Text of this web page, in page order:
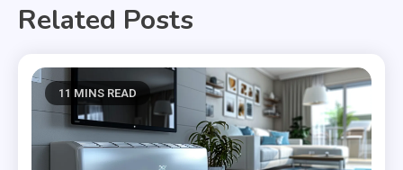
Related Posts
11 MINS READ